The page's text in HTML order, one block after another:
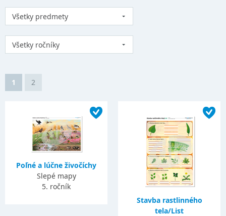
Všetky predmety
Všetky ročníky
1 2
Poľné a lúčne živočíchy
Slepé mapy
5. ročník
Stavba rastlinného
tela/List